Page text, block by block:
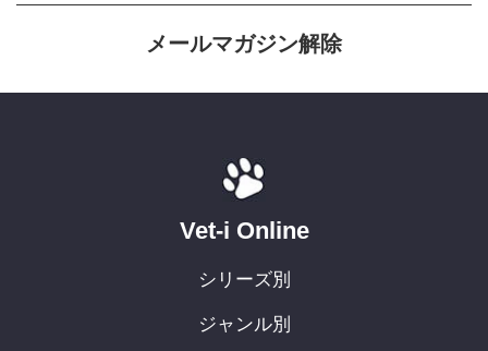
メールマガジン解除
Vet-i Online
シリーズ別
ジャンル別